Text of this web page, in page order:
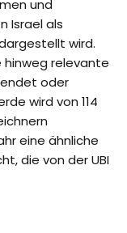
und
Israel als
wird.
hinweg relevante
oder
wird von 114
eine ähnliche
die von der UBI